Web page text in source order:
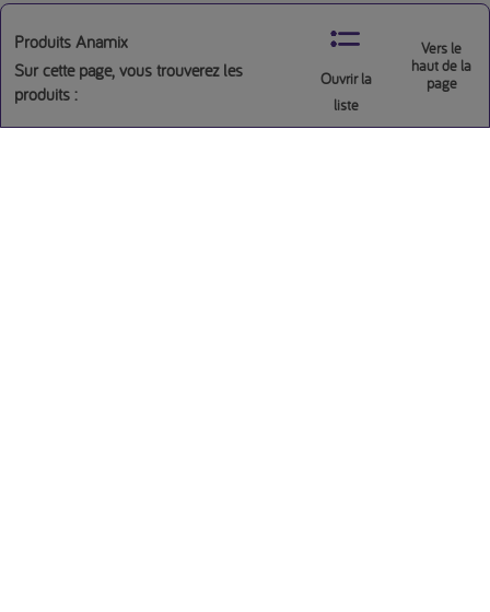
Sur cette page, vous trouverez les
produits :
Produits Anamix
Ouvrir la
liste
Vers le
haut de la
page